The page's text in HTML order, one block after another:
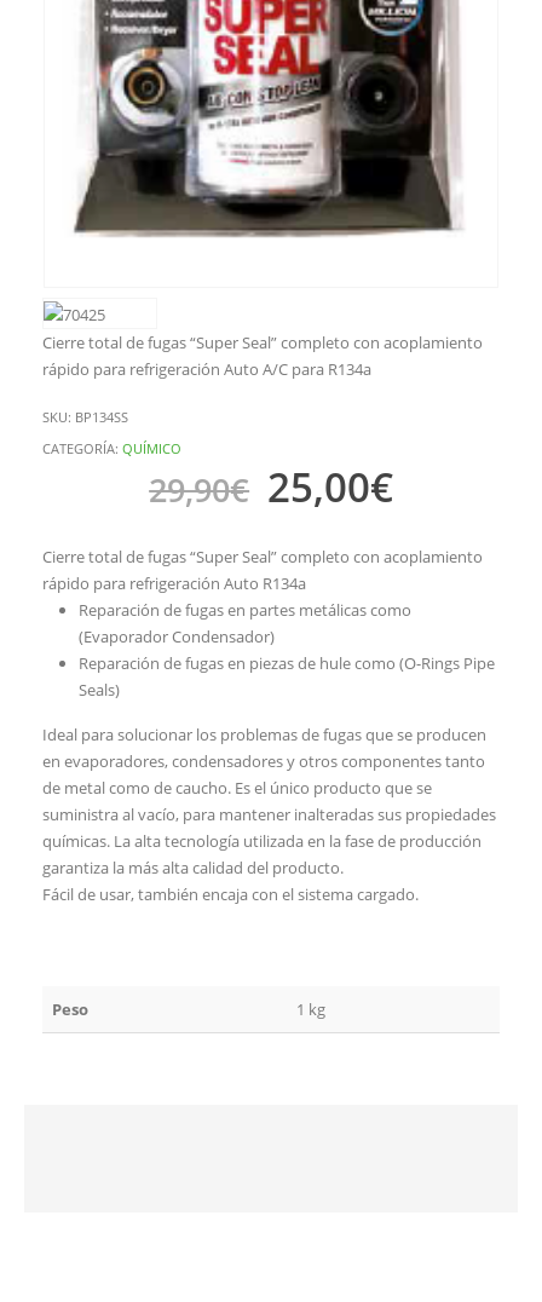
Cierre total de fugas “Super Seal” completo con acoplamiento
rápido para refrigeración Auto A/C para R134a
SKU: BP134SS
CATEGORÍA: QUÍMICO
29,90€ 25,00€
Cierre total de fugas “Super Seal” completo con acoplamiento
rápido para refrigeración Auto R134a
Reparación de fugas en partes metálicas como
(Evaporador Condensador)
Reparación de fugas en piezas de hule como (O-Rings Pipe
Seals)
Ideal para solucionar los problemas de fugas que se producen
en evaporadores, condensadores y otros componentes tanto
de metal como de caucho. Es el único producto que se
suministra al vacío, para mantener inalteradas sus propiedades
químicas. La alta tecnología utilizada en la fase de producción
garantiza la más alta calidad del producto.
Fácil de usar, también encaja con el sistema cargado.
Peso 1 kg